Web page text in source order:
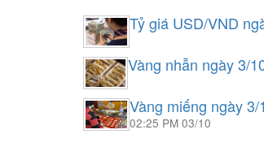
Tỷ giá USD/VND
Vàng nhẫn ngày 3/
Vàng miếng ngày
02:25 PM 03/10